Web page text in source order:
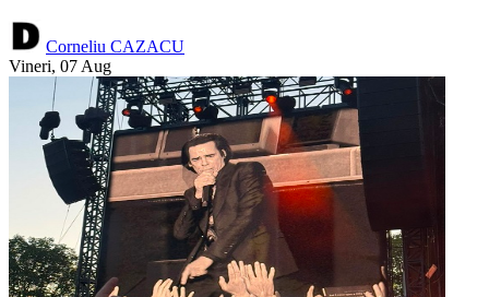
Corneliu CAZACU
Vineri, 07 Aug